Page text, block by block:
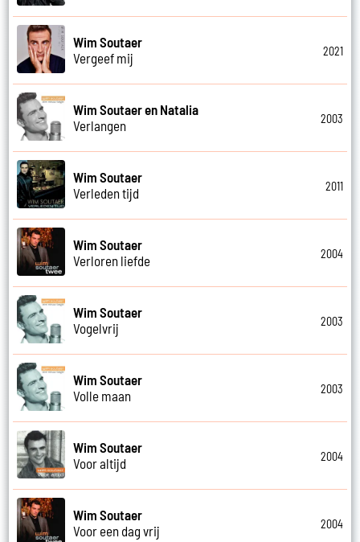
Wim Soutaer
Vergeef mij
2021
Wim Soutaer en Natalia
Verlangen
2003
Wim Soutaer
Verleden tijd
2011
Wim Soutaer
Verloren liefde
2004
Wim Soutaer
Vogelvrij
2003
Wim Soutaer
Volle maan
2003
Wim Soutaer
Voor altijd
2004
Wim Soutaer
Voor een dag vrij
2004